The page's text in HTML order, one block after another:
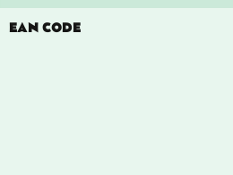
EAN CODE